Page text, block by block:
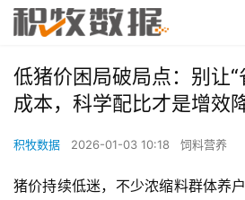
低猪价困局破局点：别让“
成本，科学配比才是增效
积牧数据 2026-01-03 10:18 饲料营养
猪价持续低迷，不少浓缩料群体养